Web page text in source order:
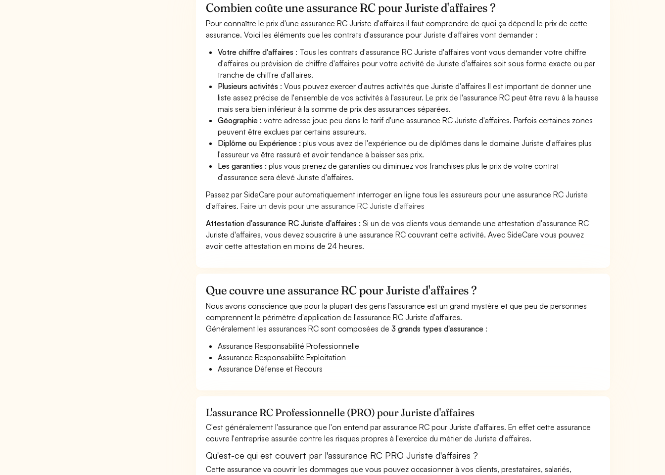
Combien coûte une assurance RC pour Juriste d'affaires ?
Pour connaître le prix d'une assurance RC Juriste d'affaires il faut comprendre de quoi ça dépend le prix de cette
assurance. Voici les éléments que les contrats d'assurance pour Juriste d'affaires vont demander :
Votre chiffre d'affaires : Tous les contrats d'assurance RC Juriste d'affaires vont vous demander votre chiffre
d'affaires ou prévision de chiffre d'affaires pour votre activité de Juriste d'affaires soit sous forme exacte ou par
tranche de chiffre d'affaires.
Plusieurs activités : Vous pouvez exercer d'autres activités que Juriste d'affaires Il est important de donner une
liste assez précise de l'ensemble de vos activités à l'assureur. Le prix de l'assurance RC peut être revu à la hausse
mais sera bien inférieur à la somme de prix des assurances séparées.
Géographie :votre adresse joue peu dans le tarif d'une assurance RC Juriste d'affaires. Parfois certaines zones
peuvent être exclues par certains assureurs.
Diplôme ou Expérience :plus vous avez de l'expérience ou de diplômes dans le domaine Juriste d'affaires plus
l'assureur va être rassuré et avoir tendance à baisser ses prix.
Les garanties :plus vous prenez de garanties ou diminuez vos franchises plus le prix de votre contrat
d'assurance sera élevé Juriste d'affaires.
Passez par SideCare pour automatiquement interroger en ligne tous les assureurs pour une assurance RC Juriste
d'affaires.Faire un devis pour une assurance RC Juriste d'affaires
Attestation d'assurance RC Juriste d'affaires : Si un de vos clients vous demande une attestation d'assurance RC
Juriste d'affaires, vous devez souscrire à une assurance RC couvrant cette activité. Avec SideCare vous pouvez
avoir cette attestation en moins de 24 heures.
Que couvre une assurance RC pour Juriste d'affaires ?
Nous avons conscience que pour la plupart des gens l'assurance est un grand mystère et que peu de personnes
comprennent le périmètre d'application de l'assurance RC Juriste d'affaires.
Généralement les assurances RC sont composées de3 grands types d'assurance :
Assurance Responsabilité Professionnelle
Assurance Responsabilité Exploitation
Assurance Défense et Recours
L'assurance RC Professionnelle (PRO) pour Juriste d'affaires
C'est généralement l'assurance que l'on entend par assurance RC pour Juriste d'affaires. En effet cette assurance
couvre l'entreprise assurée contre les risques propres à l'exercice du métier de Juriste d'affaires.
Qu'est-ce qui est couvert par l'assurance RC PRO Juriste d'affaires ?
Cette assurance va couvrir les dommages que vous pouvez occasionner à vos clients, prestataires, salariés,